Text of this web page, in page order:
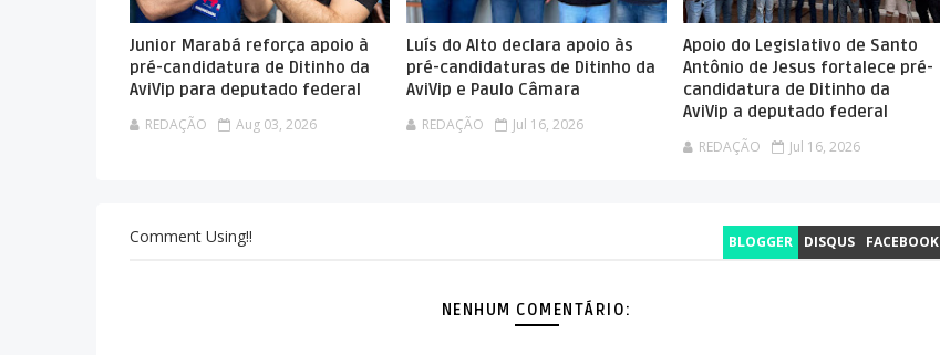
Junior Marabá reforça apoio à
pré-candidatura de Ditinho da
AviVip para deputado federal
REDAÇÃO Aug 03, 2026
Luís do Alto declara apoio às
pré-candidaturas de Ditinho da
AviVip e Paulo Câmara
REDAÇÃO Jul 16, 2026
Apoio do Legislativo de Santo
Antônio de Jesus fortalece pré-
candidatura de Ditinho da
AviVip a deputado federal
REDAÇÃO Jul 16, 2026
BLOGGER DISQUS FACEBOOK
Comment Using!!
NENHUM COMENTÁRIO: